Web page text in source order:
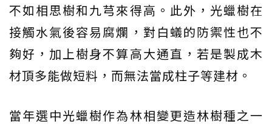
不如相思樹和九芎來得高。此外，光蠟樹在
接觸水氣後容易腐爛，對白蟻的防禦性也不
夠好，加上樹身不算高大通直，若是製成木
材頂多能做短料，而無法當成柱子等建材。
當年選中光蠟樹作為林相變更造林樹種之一